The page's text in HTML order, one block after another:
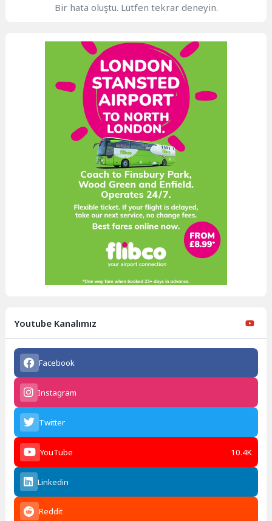
Bir hata oluştu. Lütfen tekrar deneyin.
Youtube Kanalımız
Facebook
Instagram
Twitter
YouTube 10.4K
Linkedin
Reddit